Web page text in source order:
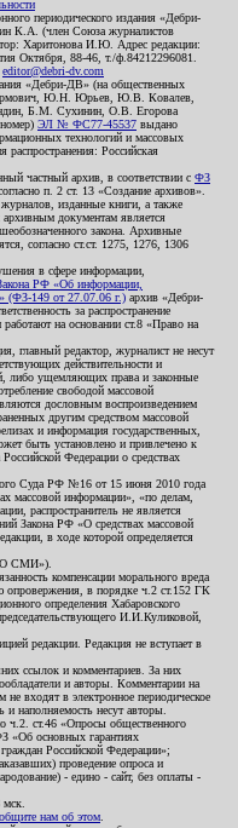
периодического издания «Дебри-
К.А. (член Союза журналистов
Харитонова И.Ю. Адрес редакции:
Октября, 88-46, т./ф.84212296081.
editor@debri-dv.com
«Дебри-ДВ» (на общественных
Ю.Н. Юрьев, Ю.В. Ковалев,
Б.М. Сухинин, О.В. Егорова
ЭЛ № ФС77-45537 выдано
технологий и массовых
Российская
частный архив, в соответствии с ФЗ
согласно п. 2 ст. 13 «Создание архивов».
изданные книги, а также
документам является
закона. Архивные
согласно ст.ст. 1275, 1276, 1306
в сфере информации,
РФ «Об информации,
(ФЗ-149 от 27.07.06 г.) архив «Дебри-
за распространение
на основании ст.8 «Право на
главный редактор, журналист не несут
действительности и
либо ущемляющих права и законные
свободой массовой
дословным воспроизведением
другим средством массовой
и информация государственных,
быть установлено и привлечено к
Российской Федерации о средствах
Суда РФ №16 от 15 июня 2010 года
массовой информации», «по делам,
распространитель не является
Закона РФ «О средствах массовой
в ходе которой определяется
СМИ»).
компенсации морального вреда
опровержения, в порядке ч.2 ст.152 ГК
определения Хабаровского
И.И.Куликовой,
редакции. Редакция не вступает в
ссылок и комментариев. За них
и авторы. Комментарии на
входят в электронное периодическое
и наполняемость несут авторы.
ч.2. ст.46 «Опросы общественного
«Об основных гарантиях
Российской Федерации»;
проведение опроса и
- едино - сайт, без оплаты -
нам об этом